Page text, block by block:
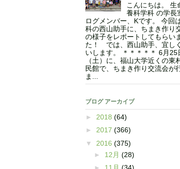
こんにちは。 生
養科学科 の学長
ログメンバー、Kです。 今回
科の西山助手に、ちまき作り
の様子をレポートしてもらい
た！ では、西山助手、宜し
いします。 ＊＊＊＊＊ 6月25
（土）に、福山大学近くの東
民館で、ちまき作り交流会が
ま...
ブログ アーカイブ
► 2018 (64)
► 2017 (366)
▼ 2016 (375)
► 12月 (28)